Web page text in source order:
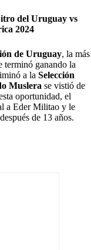
del Uruguay vs
2024
de Uruguay, la más
terminó ganando la
a la Selección
Muslera se vistió de
oportunidad, el
a Eder Militao y le
de 13 años.